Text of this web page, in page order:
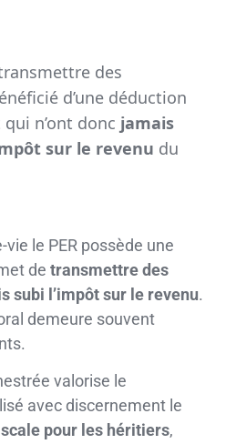
des
d’une déduction
n’ont donc jamais
sur le revenu du
vie le PER possède une
de transmettre des
subi l’impôt sur le revenu.
demeure souvent
valorise le
avec discernement le
pour les héritiers,